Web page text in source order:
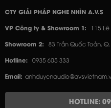
CTY GIẢI PHÁP NGHE NHÌN A.V.S
VP Công ty & Showroom 1: 115
Showroom 2: 83 Trần Quốc Toản,
Hotline: 0935 605 333
Email:
HOTLINE: